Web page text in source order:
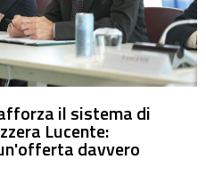
il sistema di
Lucente:
davvero